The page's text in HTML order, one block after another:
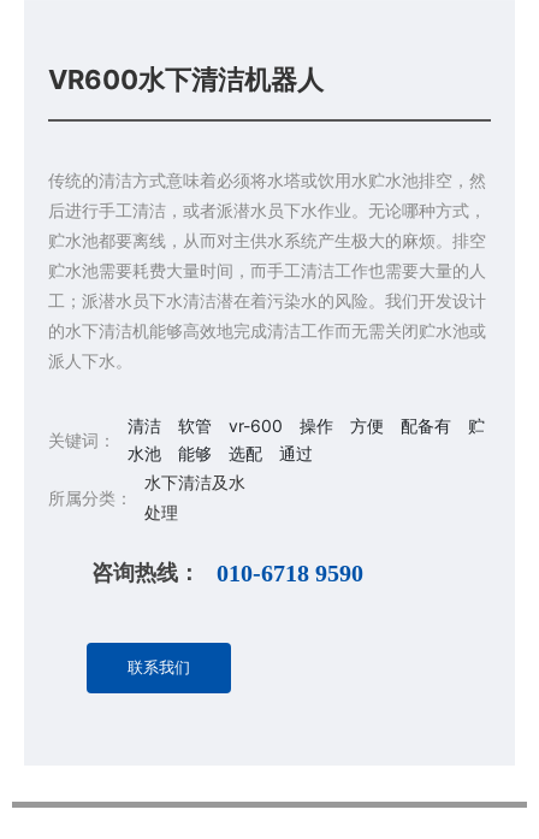
VR600水下清洁机器人
传统的清洁方式意味着必须将水塔或饮用水贮水池排空，然
后进行手工清洁，或者派潜水员下水作业。无论哪种方式，
贮水池都要离线，从而对主供水系统产生极大的麻烦。排空
贮水池需要耗费大量时间，而手工清洁工作也需要大量的人
工；派潜水员下水清洁潜在着污染水的风险。我们开发设计
的水下清洁机能够高效地完成清洁工作而无需关闭贮水池或
派人下水。
关键词：
清洁 软管 vr-600 操作 方便 配备有
贮
水池
能够 选配 通过
所属分类：
水下清洁及水
处理
咨询热线： 010-6718 9590
联系我们